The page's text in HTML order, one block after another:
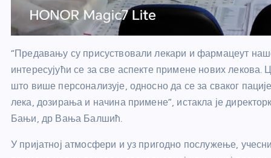
“Предавању су присуствовали лекари и фармацеут
интересујући се за све аспекте примене нових
што више персонализује, односно да се за сваког
лека, дозирања и начина примене”, истакла је
Бањи, др Вања Балшић.
У пријатној атмосфери и уз пригодно послужење,